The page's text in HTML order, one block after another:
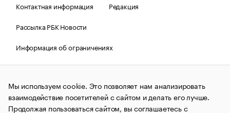
Контактная информация
Редакция
Рассылка РБК Новости
Информация об ограничениях
Правовая информация
О соблюдении авторских прав
© АО «РОСБИЗНЕСКОНСАЛТИНГ»,1995–2026.Сообщения
и материалы информационного агентства «РБК»
(зарегистрировано Федеральной службой по надзору в сфере
Мы используем cookie. Это позволяет нам анализировать
взаимодействие посетителей с сайтом и делать его лучше.
Продолжая пользоваться сайтом, вы соглашаетесь с